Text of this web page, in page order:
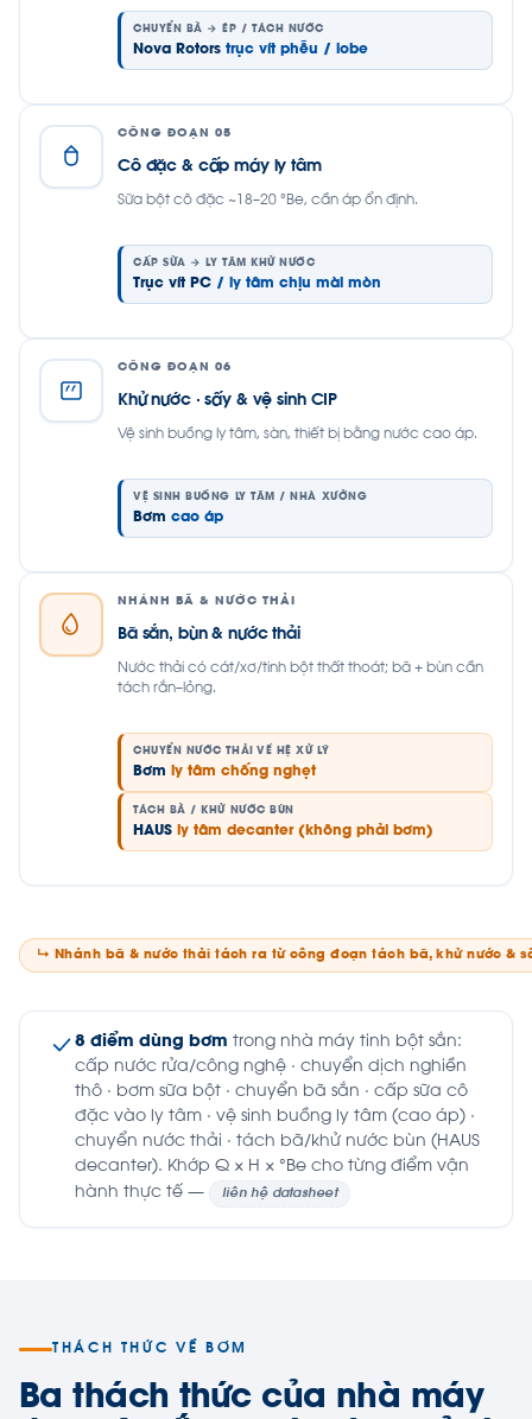
CHUYỂN BÃ → ÉP / TÁCH NƯỚC
Nova Rotors trục vít phễu / lobe
CÔNG ĐOẠN 05
Cô đặc & cấp máy ly tâm
Sữa bột cô đặc ~18–20 °Be, cần áp ổn định.
CẤP SỮA → LY TÂM KHỬ NƯỚC
Trục vít PC / ly tâm chịu mài mòn
CÔNG ĐOẠN 06
Khử nước · sấy & vệ sinh CIP
Vệ sinh buồng ly tâm, sàn, thiết bị bằng nước cao áp.
VỆ SINH BUỒNG LY TÂM / NHÀ XƯỞNG
Bơm cao áp
NHÁNH BÃ & NƯỚC THẢI
Bã sắn, bùn & nước thải
Nước thải có cát/xơ/tinh bột thất thoát; bã + bùn cần
tách rắn–lỏng.
CHUYỂN NƯỚC THẢI VỀ HỆ XỬ LÝ
Bơm ly tâm chống nghẹt
TÁCH BÃ / KHỬ NƯỚC BÙN
HAUS ly tâm decanter (không phải bơm)
↳ Nhánh bã & nước thải tách ra từ công đoạn tách bã, khử nước &
8 điểm dùng bơm trong nhà máy tinh bột sắn:
cấp nước rửa/công nghệ · chuyển dịch nghiền
thô · bơm sữa bột · chuyển bã sắn · cấp sữa cô
đặc vào ly tâm · vệ sinh buồng ly tâm (cao áp) ·
chuyển nước thải · tách bã/khử nước bùn (HAUS
decanter). Khớp Q × H × °Be cho từng điểm vận
hành thực tế —
liên hệ datasheet
THÁCH THỨC VỀ BƠM
Ba thách thức của nhà máy